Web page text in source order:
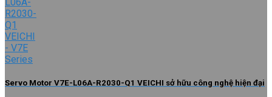
Servo Motor V7E-L06A-R2030-Q1 VEICHI sở hữu công nghệ hiện đại